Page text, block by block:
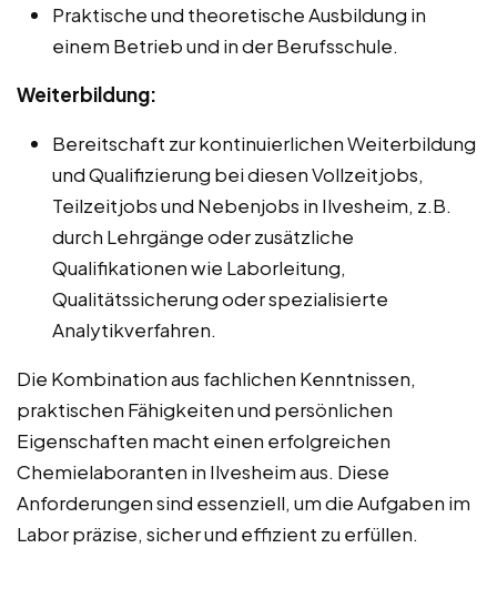
Praktische und theoretische Ausbildung in
einem Betrieb und in der Berufsschule.
Weiterbildung:
Bereitschaft zur kontinuierlichen Weiterbildung
und Qualifizierung bei diesen Vollzeitjobs,
Teilzeitjobs und Nebenjobs in Ilvesheim, z.B.
durch Lehrgänge oder zusätzliche
Qualifikationen wie Laborleitung,
Qualitätssicherung oder spezialisierte
Analytikverfahren.
Die Kombination aus fachlichen Kenntnissen,
praktischen Fähigkeiten und persönlichen
Eigenschaften macht einen erfolgreichen
Chemielaboranten in Ilvesheim aus. Diese
Anforderungen sind essenziell, um die Aufgaben im
Labor präzise, sicher und effizient zu erfüllen.